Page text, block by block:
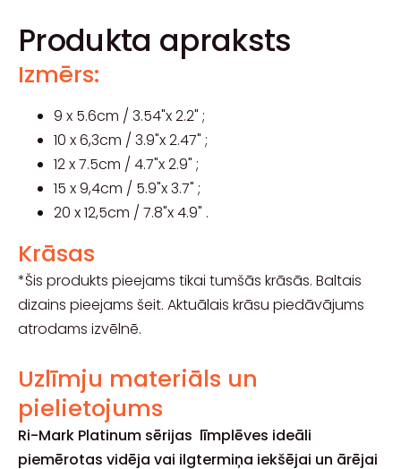
Produkta apraksts
Izmērs:
9 x 5.6cm / 3.54"x 2.2" ;
10 x 6,3cm / 3.9"x 2.47" ;
12 x 7.5cm / 4.7"x 2.9" ;
15 x 9,4cm / 5.9"x 3.7" ;
20 x 12,5cm / 7.8"x 4.9" .
Krāsas
*Šis produkts pieejams tikai tumšās krāsās. Baltais
dizains pieejams šeit. Aktuālais krāsu piedāvājums
atrodams izvēlnē.
Uzlīmju materiāls un
pielietojums
Ri-Mark Platinum sērijas līmplēves ideāli
piemērotas vidēja vai ilgtermiņa iekšējai un ārējai